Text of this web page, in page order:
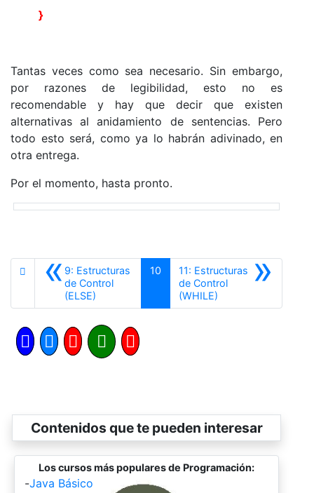
}
Tantas veces como sea necesario. Sin embargo,
por razones de legibilidad, esto no es
recomendable y hay que decir que existen
alternativas al anidamiento de sentencias. Pero
todo esto será, como ya lo habrán adivinado, en
otra entrega.
Por el momento, hasta pronto.
«9: Estructuras
de Control
(ELSE)
10 »
11: Estructuras
de Control
(WHILE)Siguiente
Contenidos que te pueden interesar
Los cursos más populares de Programación:
-Java Básico